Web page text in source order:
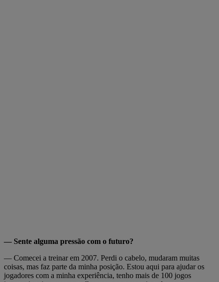
— Sente alguma pressão com o futuro?
— Comecei a treinar em 2007. Perdi o cabelo, mudaram muitas
coisas, mas faz parte da minha posição. Estou aqui para ajudar os
jogadores com a minha experiência, tenho mais de 100 jogos